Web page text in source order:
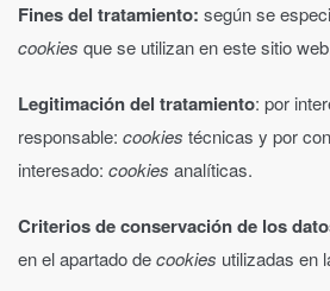
Fines del tratamiento: según se
cookies que se utilizan en este sitio
Legitimación del tratamiento: por
responsable: cookies técnicas y por
interesado: cookies analíticas.
Criterios de conservación de los
en el apartado decookies utilizadas en